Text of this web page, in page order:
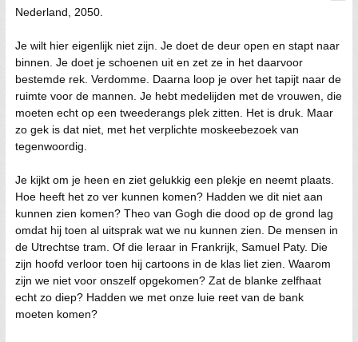
Nederland, 2050.
Je wilt hier eigenlijk niet zijn. Je doet de deur open en stapt naar
binnen. Je doet je schoenen uit en zet ze in het daarvoor
bestemde rek. Verdomme. Daarna loop je over het tapijt naar de
ruimte voor de mannen. Je hebt medelijden met de vrouwen, die
moeten echt op een tweederangs plek zitten. Het is druk. Maar
zo gek is dat niet, met het verplichte moskeebezoek van
tegenwoordig.
Je kijkt om je heen en ziet gelukkig een plekje en neemt plaats.
Hoe heeft het zo ver kunnen komen? Hadden we dit niet aan
kunnen zien komen? Theo van Gogh die dood op de grond lag
omdat hij toen al uitsprak wat we nu kunnen zien. De mensen in
de Utrechtse tram. Of die leraar in Frankrijk, Samuel Paty. Die
zijn hoofd verloor toen hij cartoons in de klas liet zien. Waarom
zijn we niet voor onszelf opgekomen? Zat de blanke zelfhaat
echt zo diep? Hadden we met onze luie reet van de bank
moeten komen?